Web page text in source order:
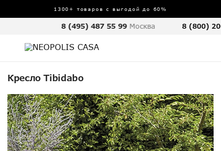
1300+ товаров с выгодой до 60%
8 (495) 487 55 99 Москва 8 (800)
Кресло Tibidabo